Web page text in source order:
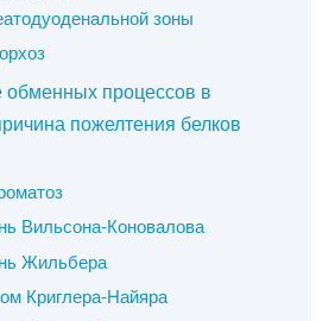
зоны
процессов в
пожелтения белков
Вильсона-Коновалова
Жильбера
Криглера-Найяра